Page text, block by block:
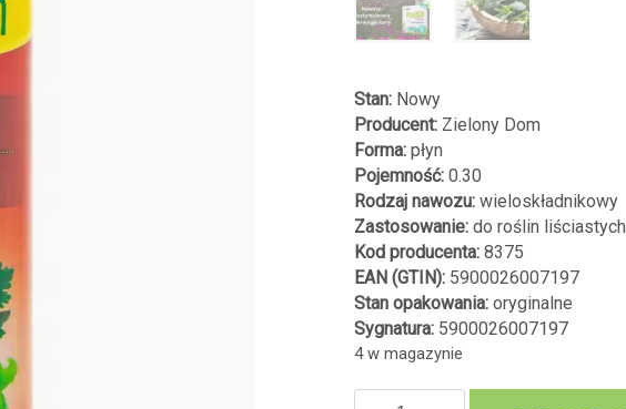
Stan: Nowy
Producent: Zielony Dom
Forma: płyn
Pojemność: 0.30
Rodzaj nawozu: wieloskładnikowy
Zastosowanie: do roślin liściastych
Kod producenta: 8375
EAN (GTIN): 5900026007197
Stan opakowania: oryginalne
Sygnatura: 5900026007197
4 w magazynie